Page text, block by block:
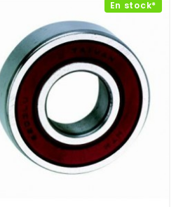
En stock*